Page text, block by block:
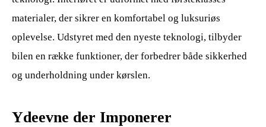
materialer, der sikrer en komfortabel og luksuriøs
oplevelse. Udstyret med den nyeste teknologi, tilbyder
bilen en række funktioner, der forbedrer både sikkerhed
og underholdning under kørslen.
Ydeevne der Imponerer